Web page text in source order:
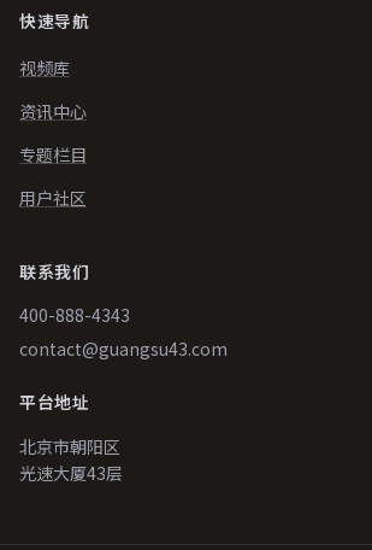
快速导航
视频库
资讯中心
专题栏目
用户社区
联系我们
400-888-4343
contact@guangsu43.com
平台地址
北京市朝阳区
光速大厦43层